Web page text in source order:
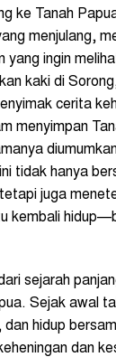
ke Tanah
menjulang,
yang ingin
kaki di
cerita
menyimpan
tidak hanya
juga
kembali
sejarah
Sejak awal
hidup
dan